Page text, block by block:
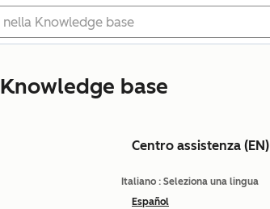
Knowledge base
Centro assistenza (EN)
Italiano : Seleziona una lingua
Español